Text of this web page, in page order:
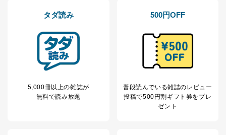
タダ読み
5,000冊以上の雑誌が
無料で読み放題
500円OFF
普段読んでいる雑誌のレビュー
投稿で500円割ギフト券をプレ
ゼント